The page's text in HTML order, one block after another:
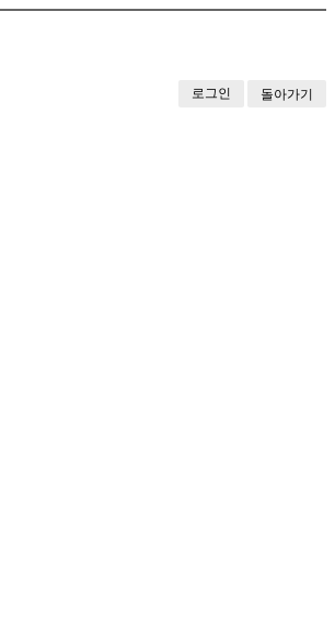
로그인 돌아가기